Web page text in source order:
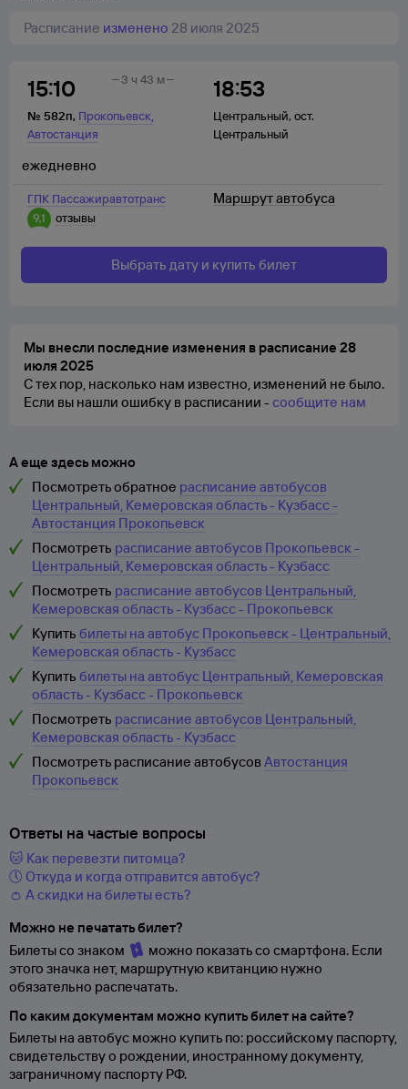
Расписание изменено 28 июля 2025
15:10
№ 582п, Прокопьевск,
Автостанция
18:53
Центральный, ост.
Центральный
3 ч 43 м
ГПК Пассажиравтотранс
9,1
отзывы
ежедневно
Маршрут автобуса
Выбрать дату и купить билет
Мы внесли последние изменения в расписание 28
июля 2025
С тех пор, насколько нам известно, изменений не было.
Если вы нашли ошибку в расписании -сообщите нам
А еще здесь можно
Посмотреть обратное расписание автобусов
Центральный, Кемеровская область - Кузбасс -
Автостанция Прокопьевск
Посмотреть расписание автобусов Прокопьевск -
Центральный, Кемеровская область - Кузбасс
Посмотреть расписание автобусов Центральный,
Кемеровская область - Кузбасс - Прокопьевск
Купить билеты на автобус Прокопьевск - Центральный,
Кемеровская область - Кузбасс
Купить билеты на автобус Центральный, Кемеровская
область - Кузбасс - Прокопьевск
Посмотреть расписание автобусов Центральный,
Кемеровская область - Кузбасс
Посмотреть расписание автобусовАвтостанция
Прокопьевск
Ответы на частые вопросы
🐱 Как перевезти питомца?
🕔 Откуда и когда отправится автобус?
👛 А скидки на билеты есть?
Можно не печатать билет?
Билеты со знаком
можно показать со смартфона. Если
этого значка нет, маршрутную квитанцию нужно
обязательно распечатать.
По каким документам можно купить билет на сайте?
Билеты на автобус можно купить по: российскому паспорту,
свидетельству о рождении, иностранному документу,
заграничному паспорту РФ.